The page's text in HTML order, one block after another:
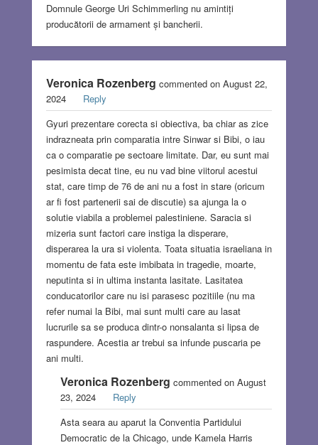
Domnule George Uri Schimmerling nu amintiți
producătorii de armament și bancherii.
Veronica Rozenberg commented on August 22,
2024
Reply
Gyuri prezentare corecta si obiectiva, ba chiar as zice
indrazneata prin comparatia intre Sinwar si Bibi, o iau
ca o comparatie pe sectoare limitate. Dar, eu sunt mai
pesimista decat tine, eu nu vad bine viitorul acestui
stat, care timp de 76 de ani nu a fost in stare (oricum
ar fi fost partenerii sai de discutie) sa ajunga la o
solutie viabila a problemei palestiniene. Saracia si
mizeria sunt factori care instiga la disperare,
disperarea la ura si violenta. Toata situatia israeliana in
momentu de fata este imbibata in tragedie, moarte,
neputinta si in ultima instanta lasitate. Lasitatea
conducatorilor care nu isi parasesc pozitiile (nu ma
refer numai la Bibi, mai sunt multi care au lasat
lucrurile sa se produca dintr-o nonsalanta si lipsa de
raspundere. Acestia ar trebui sa infunde puscaria pe
ani multi.
Veronica Rozenberg commented on August
23, 2024
Reply
Asta seara au aparut la Conventia Partidului
Democratic de la Chicago, unde Kamela Harris